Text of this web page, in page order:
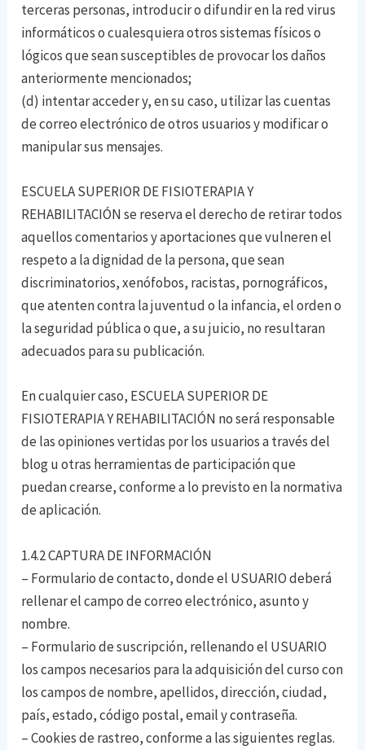
terceras personas, introducir o difundir en la red virus
informáticos o cualesquiera otros sistemas físicos o
lógicos que sean susceptibles de provocar los daños
anteriormente mencionados;
(d) intentar acceder y, en su caso, utilizar las cuentas
de correo electrónico de otros usuarios y modificar o
manipular sus mensajes.
ESCUELA SUPERIOR DE FISIOTERAPIA Y
REHABILITACIÓN se reserva el derecho de retirar todos
aquellos comentarios y aportaciones que vulneren el
respeto a la dignidad de la persona, que sean
discriminatorios, xenófobos, racistas, pornográficos,
que atenten contra la juventud o la infancia, el orden o
la seguridad pública o que, a su juicio, no resultaran
adecuados para su publicación.
En cualquier caso, ESCUELA SUPERIOR DE
FISIOTERAPIA Y REHABILITACIÓN no será responsable
de las opiniones vertidas por los usuarios a través del
blog u otras herramientas de participación que
puedan crearse, conforme a lo previsto en la normativa
de aplicación.
1.4.2 CAPTURA DE INFORMACIÓN
– Formulario de contacto, donde el USUARIO deberá
rellenar el campo de correo electrónico, asunto y
nombre.
– Formulario de suscripción, rellenando el USUARIO
los campos necesarios para la adquisición del curso con
los campos de nombre, apellidos, dirección, ciudad,
país, estado, código postal, email y contraseña.
– Cookies de rastreo, conforme a las siguientes reglas.